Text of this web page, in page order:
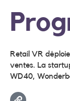
Retail VR
ventes. La
WD40,